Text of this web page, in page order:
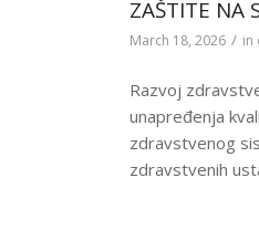
ZAŠTITE NA
March 18, 2026 / in
Razvoj
unapređenja
zdravstvenog
zdravstvenih